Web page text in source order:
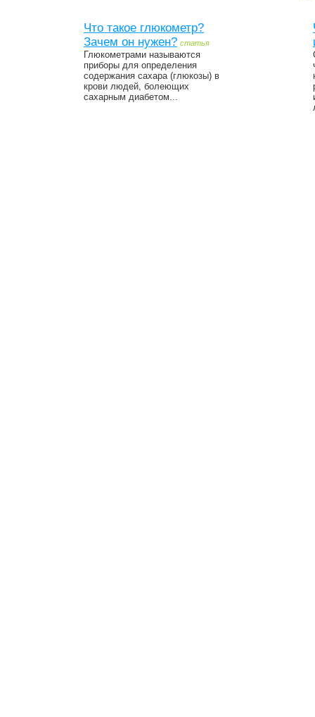
Что такое глюкометр?
Зачем он нужен? статья
Глюкометрами называются
приборы для определения
содержания сахара (глюкозы) в
крови людей, болеющих
сахарным диабетом...